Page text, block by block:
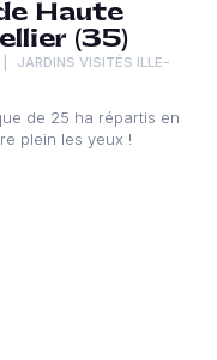
Haute
(35)
JARDINS VISITÉS ILLE-
de 25 ha répartis en
plein les yeux !